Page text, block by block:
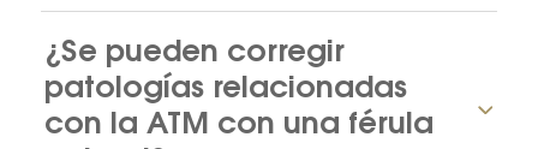
¿Se pueden corregir
patologías relacionadas
con la ATM con una férula